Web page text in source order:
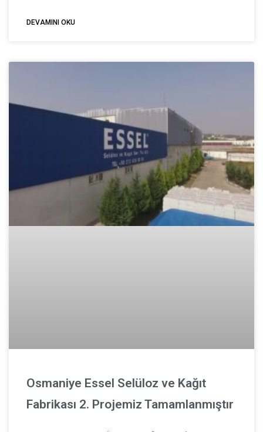
DEVAMINI OKU
Osmaniye Essel Selüloz ve Kağıt
Fabrikası 2. Projemiz Tamamlanmıştır